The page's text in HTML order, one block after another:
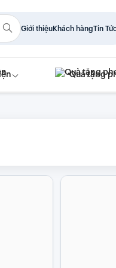
Giới thiệuKhách hàngTin
Quà tặng